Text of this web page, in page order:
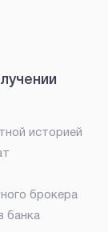
историей
брокера
банка